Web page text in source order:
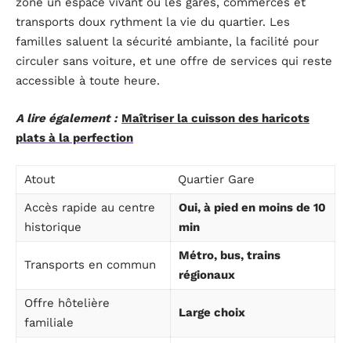
transports doux rythment la vie du quartier. Les
familles saluent la sécurité ambiante, la facilité pour
circuler sans voiture, et une offre de services qui reste
accessible à toute heure.
A lire également : Maîtriser la cuisson des haricots
plats à la perfection
Atout
Quartier Gare
Accès rapide au centre
historique
Oui, à pied en moins de 10
min
Transports en commun
Métro, bus, trains
régionaux
Offre hôtelière
familiale
Large choix